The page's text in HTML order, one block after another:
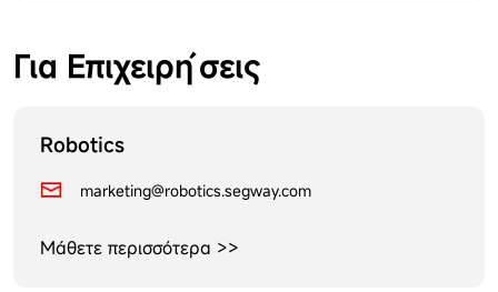
Για Επιχειρήσεις
Robotics
marketing@robotics.segway.com
Μάθετε περισσότερα >>